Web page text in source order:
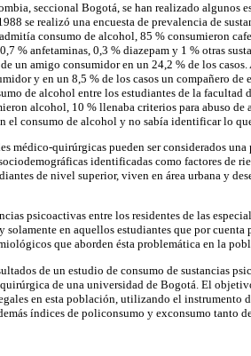
seccional Bogotá, se han realizado algunos
se realizó una encuesta de prevalencia de
consumo de alcohol, 85 % consumieron
% anfetaminas, 0,3 % diazepam y 1 % otras
un amigo consumidor en un 24,2 % de los
y en un 8,5 % de los casos un compañero
de alcohol entre los estudiantes de la
alcohol, 10 % llenaba criterios para abuso
el consumo de alcohol y no sabía identificar lo
médico-quirúrgicas pueden ser considerados
identificadas como factores de
de nivel superior, viven en área urbana y
psicoactivas entre los residentes de las
en aquellos estudiantes que por cuenta
que aborden ésta problemática en la
de un estudio de consumo de sustancias
de una universidad de Bogotá. El
en esta población, utilizando el instrumento
índices de policonsumo y exconsumo tanto